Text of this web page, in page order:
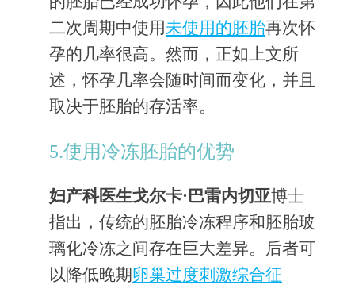
二次周期中使用未使用的胚胎再次怀
孕的几率很高。然而，正如上文所
述，怀孕几率会随时间而变化，并且
取决于胚胎的存活率。
5.使用冷冻胚胎的优势
妇产科医生戈尔卡·巴雷内切亚博士
指出，传统的胚胎冷冻程序和胚胎玻
璃化冷冻之间存在巨大差异。后者可
以降低晚期卵巢过度刺激综合征